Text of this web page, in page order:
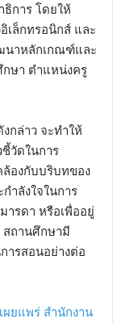
ธิการ โดยให้
เล็กทรอนิกส์ และ
นาหลักเกณฑ์และ
กษา ตำแหน่งครู
กล่าว จะทำให้
วัดในการ
องกับบริบทของ
ำลังใจในการ
รดา หรือเพื่ออยู่
สถานศึกษามี
ารสอนอย่างต่อ
ยแพร่ สำนักงาน